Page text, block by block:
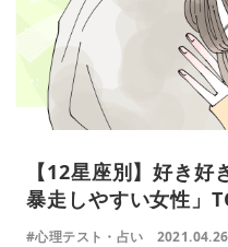
【12星座別】好き
暴走しやすい女性」
#心理テスト・占い